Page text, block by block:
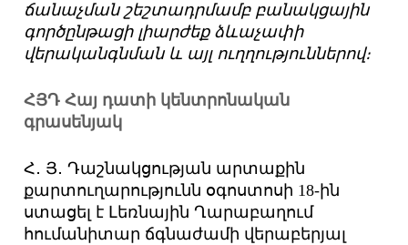
ճանաչման շեշտադրմամբ բանակցային
գործընթացի լիարժեք ձևաչափի
վերականգնման և այլ ուղղություններով։
ՀՅԴ Հայ դատի կենտրոնական
գրասենյակ
Հ․ Յ․ Դաշնակցության արտաքին
քարտուղարությունն օգոստոսի 18-ին
ստացել է Լեռնային Ղարաբաղում
հումանիտար ճգնաժամի վերաբերյալ